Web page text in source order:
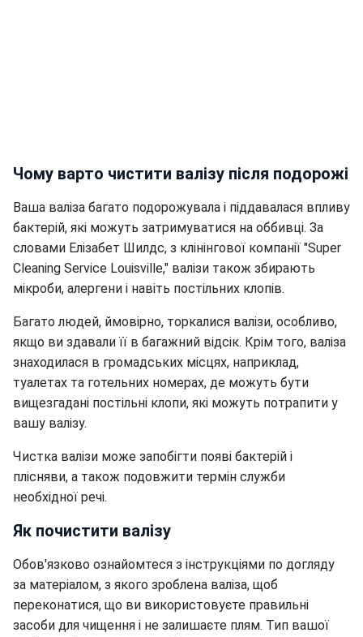
Чому варто чистити валізу після подорожі
Ваша валіза багато подорожувала і піддавалася впливу
бактерій, які можуть затримуватися на оббивці. За
словами Елізабет Шилдс, з клінінгової компанії "Super
Cleaning Service Louisville," валізи також збирають
мікроби, алергени і навіть постільних клопів.
Багато людей, ймовірно, торкалися валізи, особливо,
якщо ви здавали її в багажний відсік. Крім того, валіза
знаходилася в громадських місцях, наприклад,
туалетах та готельних номерах, де можуть бути
вищезгадані постільні клопи, які можуть потрапити у
вашу валізу.
Чистка валізи може запобігти появі бактерій і
плісняви, а також подовжити термін служби
необхідної речі.
Як почистити валізу
Обов'язково ознайомтеся з інструкціями по догляду
за матеріалом, з якого зроблена валіза, щоб
переконатися, що ви використовуєте правильні
засоби для чищення і не залишаєте плям. Тип вашої